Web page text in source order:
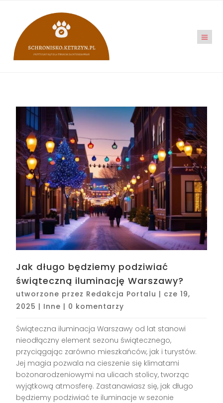
Jak długo będziemy podziwiać
świąteczną iluminację Warszawy?
utworzone przez Redakcja Portalu | cze 19,
2025 | Inne | 0 komentarzy
Świąteczna iluminacja Warszawy od lat stanowi
nieodłączny element sezonu świątecznego,
przyciągając zarówno mieszkańców, jak i turystów.
Jej magia pozwala na cieszenie się klimatami
bożonarodzeniowymi na ulicach stolicy, tworząc
wyjątkową atmosferę. Zastanawiasz się, jak długo
będziemy podziwiać te iluminacje w sezonie